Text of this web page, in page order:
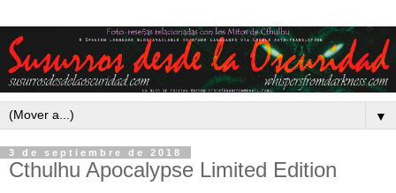
▼
3 de septiembre de 2018
Cthulhu Apocalypse Limited Edition